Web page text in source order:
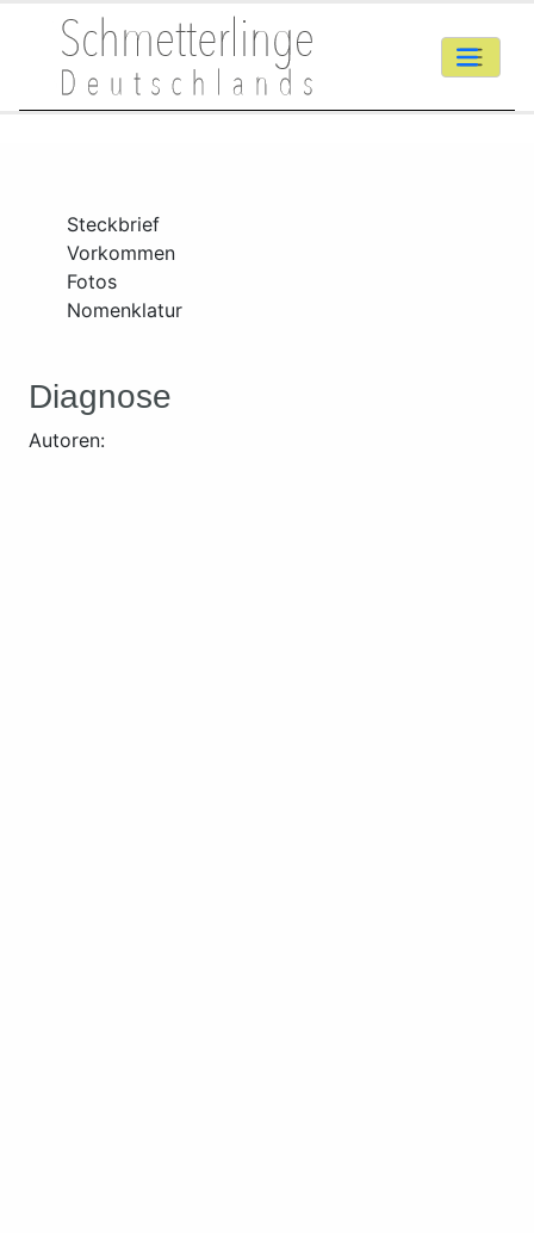
Steckbrief
Vorkommen
Fotos
Nomenklatur
Diagnose
Autoren: